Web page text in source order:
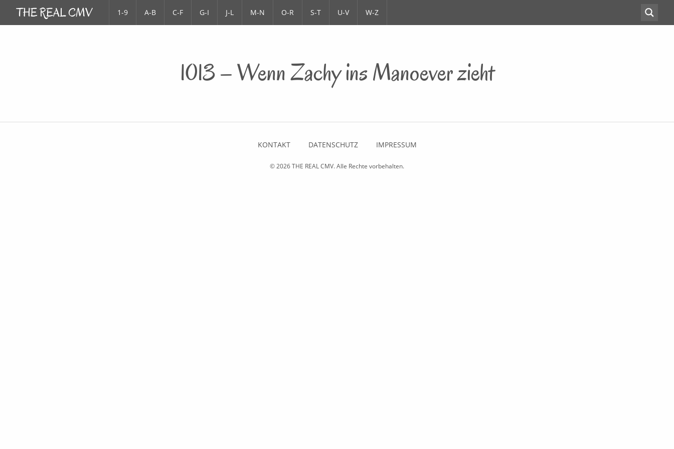
1-9 A-B C-F G-I J-L M-N O-R S-T U-V W-Z
1013 – Wenn Zachy ins Manoever zieht
KONTAKT DATENSCHUTZ IMPRESSUM
© 2026THE REAL CMV. Alle Rechte vorbehalten.